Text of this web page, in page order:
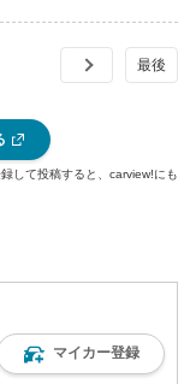
して投稿すると、carview!にも
マイカー登録